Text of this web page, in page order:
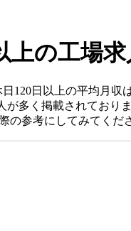
上の工場
120日以上の平均月収
多く掲載されておりま
の参考にしてみてくだ